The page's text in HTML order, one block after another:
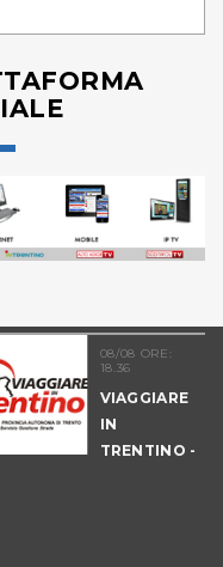
08/08 ORE:
18.36
VIAGGIARE
IN
TRENTINO -